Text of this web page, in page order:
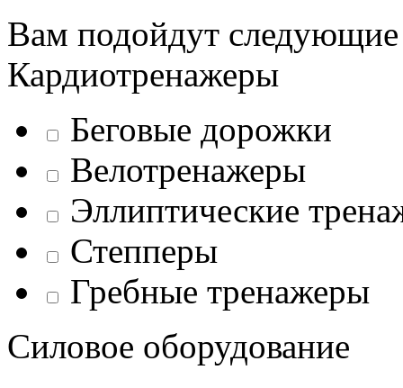
Вам подойдут
Кардиотренажеры
Беговые дорожки
Велотренажеры
Эллиптические
Степперы
Гребные тренажеры
Силовое оборудование